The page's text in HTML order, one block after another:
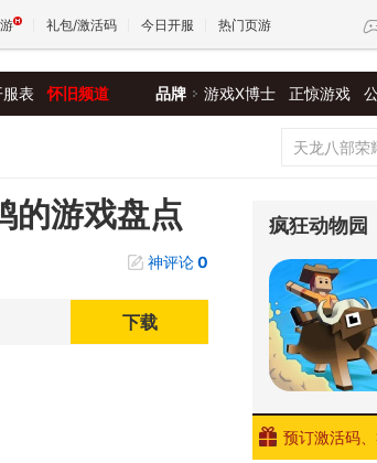
礼包/激活码 今日开服 热门页游
王权与自由 诛仙世界
表 怀旧频道 品牌 游戏X博士 正惊游戏
的游戏盘点
神评论0
下载
疯狂动物园
预订激活码